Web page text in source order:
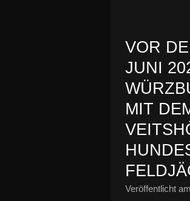
VOR
JUNI
MIT
Veröffentlicht am